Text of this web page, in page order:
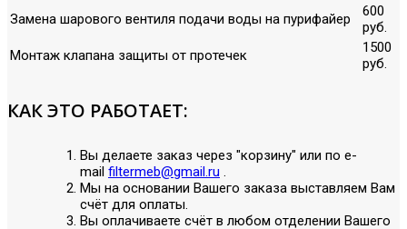
Замена шарового вентиля подачи воды на пурифайер
600
руб.
Монтаж клапана защиты от протечек
1500
руб.
КАК ЭТО РАБОТАЕТ:
Вы делаете заказ через "корзину" или по е-
mail filtermeb@gmail.ru .
Мы на основании Вашего заказа выставляем Вам
счёт для оплаты.
Вы оплачиваете счёт в любом отделении Вашего